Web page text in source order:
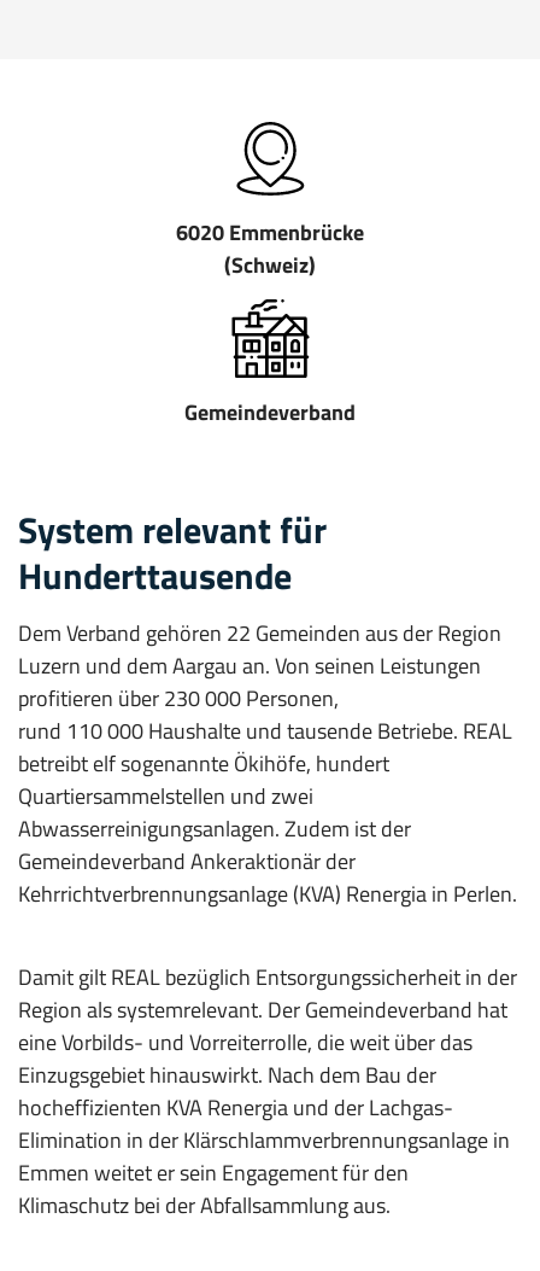
6020 Emmenbrücke
(Schweiz)
Gemeindeverband
System relevant für
Hunderttausende
Dem Verband gehören 22 Gemeinden aus der Region
Luzern und dem Aargau an. Von seinen Leistungen
profitieren über 230 000 Personen,
rund 110 000 Haushalte und tau­sende Betriebe. REAL
betreibt elf sogenann­te Ökihöfe, hundert
Quartiersammelstellen und zwei
Abwasserreinigungsanlagen. Zudem ist der
Gemeindeverband Ankeraktionär der
Kehrrichtverbrennungsanlage (KVA) Renergia in Perlen.
Damit gilt REAL bezüglich Entsorgungssicher­heit in der
Region als systemrelevant. Der Gemeindeverband hat
eine Vorbilds- und Vorreiterrolle, die weit über das
Einzugsgebiet hinauswirkt. Nach dem Bau der
hocheffizienten KVA Renergia und der Lachgas-
Elimination in der Klärschlammverbrennungsanlage in
Emmen weitet er sein Engagement für den
Klimaschutz bei der Abfallsammlung aus.